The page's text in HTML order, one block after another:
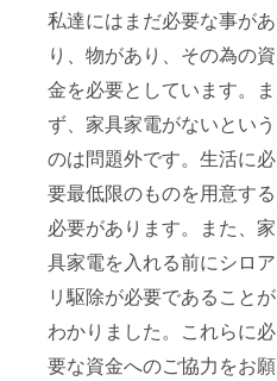
私達にはまだ必要な事があ
り、物があり、その為の資
金を必要としています。ま
ず、家具家電がないという
のは問題外です。生活に必
要最低限のものを用意する
必要があります。また、家
具家電を入れる前にシロア
リ駆除が必要であることが
わかりました。これらに必
要な資金へのご協力をお願